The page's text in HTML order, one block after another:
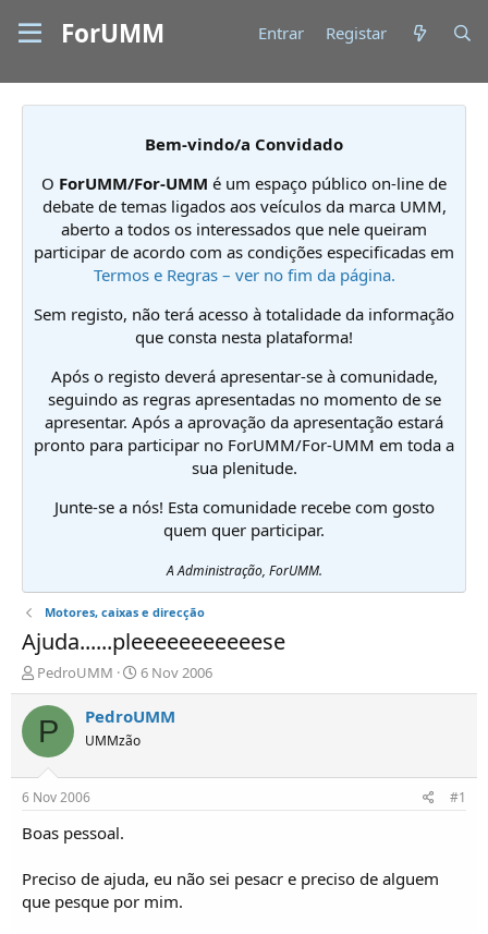
ForUMM Entrar Registar
Bem-vindo/a Convidado
O ForUMM/For-UMM é um espaço público on-line de
debate de temas ligados aos veículos da marca UMM,
aberto a todos os interessados que nele queiram
participar de acordo com as condições especificadas em
Termos e Regras – ver no fim da página.
Sem registo, não terá acesso à totalidade da informação
que consta nesta plataforma!
Após o registo deverá apresentar-se à comunidade,
seguindo as regras apresentadas no momento de se
apresentar. Após a aprovação da apresentação estará
pronto para participar no ForUMM/For-UMM em toda a
sua plenitude.
Junte-se a nós! Esta comunidade recebe com gosto
quem quer participar.
A Administração, ForUMM.
Motores, caixas e direcção
Ajuda......pleeeeeeeeeeese
I
n
i
i
d
o
r
T
ó
PedroUMM
D
a
t
d
o
6 Nov 2006
P PedroUMM
UMMzão
6 Nov 2006 #1
Boas pessoal.
Preciso de ajuda, eu não sei pesacr e preciso de alguem
que pesque por mim.